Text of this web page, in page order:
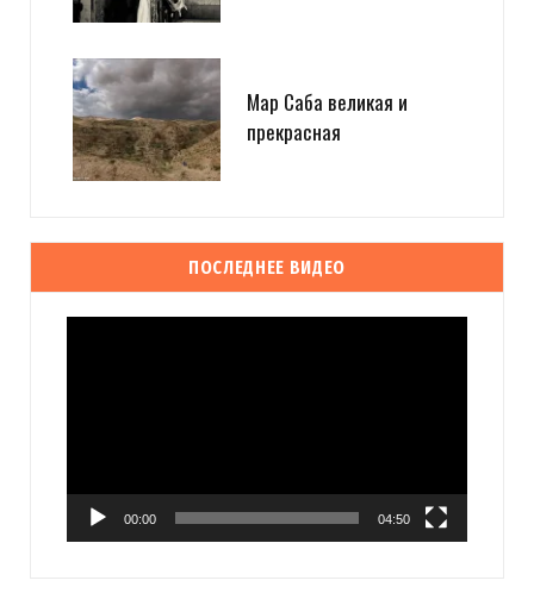
Мар Саба великая и
прекрасная
ПОСЛЕДНЕЕ ВИДЕО
00:00 04:50